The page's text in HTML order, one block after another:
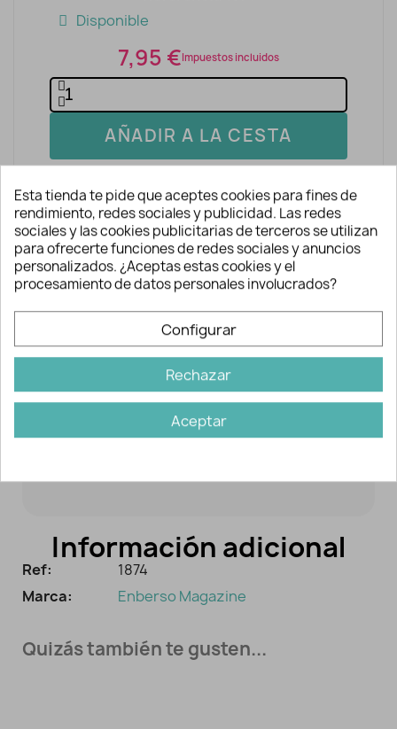
Disponible
7,95 €Impuestos incluidos
AÑADIR A LA CESTA
Descripción y detalles
Revista de punto para tejer -
Enberso Magazine nº11
Especial bebés, modelos tipo canastilla.
Información adicional
Ref:
1874
Marca:
Enberso Magazine
Quizás también te gusten...
Esta tienda te pide que aceptes cookies para fines de
rendimiento, redes sociales y publicidad. Las redes
sociales y las cookies publicitarias de terceros se utilizan
para ofrecerte funciones de redes sociales y anuncios
personalizados. ¿Aceptas estas cookies y el
procesamiento de datos personales involucrados?
Configurar
Rechazar
Aceptar